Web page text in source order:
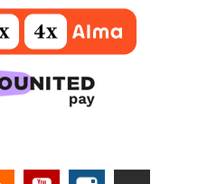
Rss YouTube